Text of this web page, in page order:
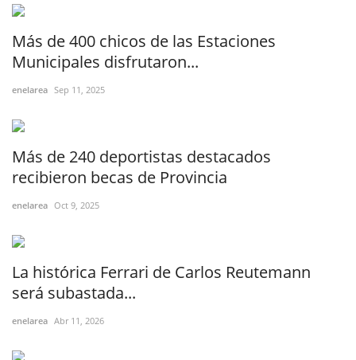
Más de 400 chicos de las Estaciones
Municipales disfrutaron...
enelarea Sep 11, 2025
Más de 240 deportistas destacados
recibieron becas de Provincia
enelarea Oct 9, 2025
La histórica Ferrari de Carlos Reutemann
será subastada...
enelarea Abr 11, 2026